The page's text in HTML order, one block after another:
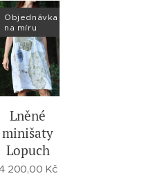
Lněné
minišaty
Lopuch
Objednávka
na míru
200,00 Kč